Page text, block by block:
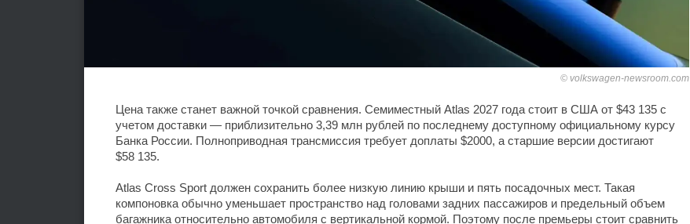
volkswagen-newsroom.com
Цена также станет важной точкой сравнения. Семиместный Atlas 2027 года стоит в США от $43 135 с
учетом доставки — приблизительно 3,39 млн рублей по последнему доступному официальному курсу
Банка России. Полноприводная трансмиссия требует доплаты $2000, а старшие версии достигают
$58 135.
Atlas Cross Sport должен сохранить более низкую линию крыши и пять посадочных мест. Такая
компоновка обычно уменьшает пространство над головами задних пассажиров и предельный объем
багажника относительно автомобиля с вертикальной кормой. Поэтому после премьеры стоит сравнить